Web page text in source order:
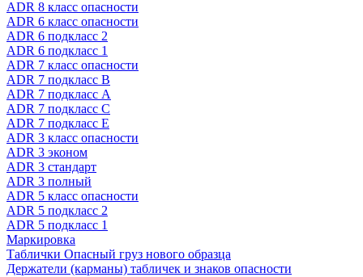
ADR 8 класс опасности
ADR 6 класс опасности
ADR 6 подкласс 2
ADR 6 подкласс 1
ADR 7 класс опасности
ADR 7 подкласс B
ADR 7 подкласс A
ADR 7 подкласс C
ADR 7 подкласс E
ADR 3 класс опасности
ADR 3 эконом
ADR 3 стандарт
ADR 3 полный
ADR 5 класс опасности
ADR 5 подкласс 2
ADR 5 подкласс 1
Маркировка
Таблички Опасный груз нового образца
Держатели (карманы) табличек и знаков опасности